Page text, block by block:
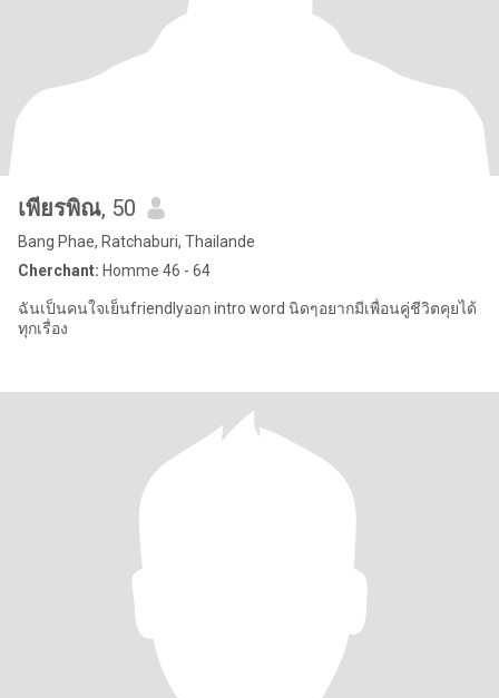
เพียรพิณ, 50
Bang Phae, Ratchaburi, Thailande
Cherchant: Homme 46 - 64
ฉันเป็นคนใจเย็นfriendlyออก intro word นิดๆอยากมีเพื่อนคู่ชีวิตคุยได้
ทุกเรื่อง